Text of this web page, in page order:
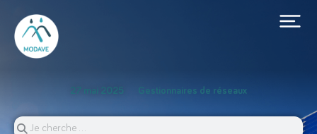
27 mai 2025 Gestionnaires de réseaux